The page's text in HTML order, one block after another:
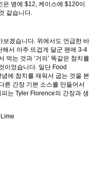
은 병에 $12, 케이스에 $120이
같습니다.
보겠습니다. 위에서도 언급한 바
서 아주 뜨겁게 달군 팬에 3-4
먹는 것과 ‘거의’ 똑같은 참치를
이었습니다. 일단 Food
에 참치를 재워서 굽는 것을 본
른 간장 기본 소스를 만들어서
는 Tyler Florence의 간장과 생